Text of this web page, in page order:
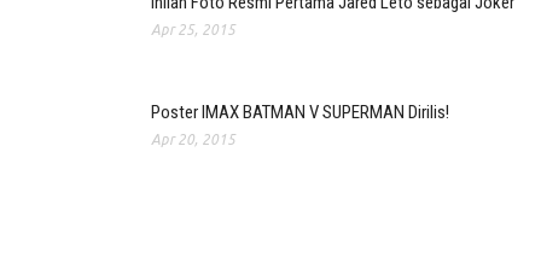
Apr 25, 2015
Poster IMAX BATMAN V SUPERMAN Dirilis!
Apr 20, 2015